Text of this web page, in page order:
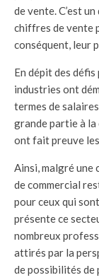
de vente. C’est
chiffres de vente
conséquent, leur
En dépit des
industries ont
termes de
grande partie à
ont fait preuve
Ainsi, malgré
de commercial
pour ceux qui
présente ce
nombreux
attirés par la
de possibilités de